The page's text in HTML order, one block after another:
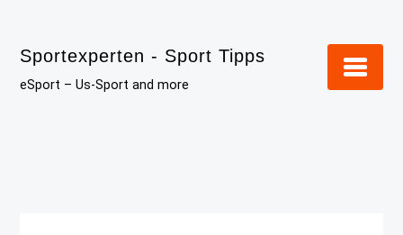
content
Sportexperten - Sport Tipps
eSport – Us-Sport and more